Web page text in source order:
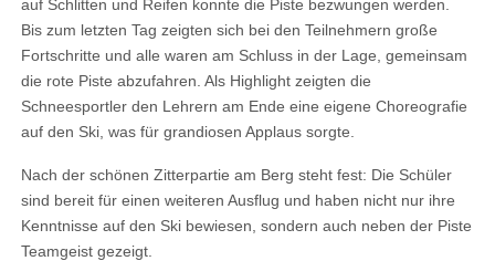
auf Schlitten und Reifen konnte die Piste bezwungen werden.
Bis zum letzten Tag zeigten sich bei den Teilnehmern große
Fortschritte und alle waren am Schluss in der Lage, gemeinsam
die rote Piste abzufahren. Als Highlight zeigten die
Schneesportler den Lehrern am Ende eine eigene Choreografie
auf den Ski, was für grandiosen Applaus sorgte.
Nach der schönen Zitterpartie am Berg steht fest: Die Schüler
sind bereit für einen weiteren Ausflug und haben nicht nur ihre
Kenntnisse auf den Ski bewiesen, sondern auch neben der Piste
Teamgeist gezeigt.